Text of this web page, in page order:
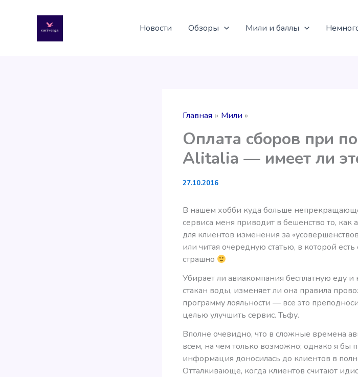
содержимому
Новости Обзоры Мили и баллы
Главная Мили
Оплата сборов при
Alitalia — имеет ли
27.10.2016
В нашем хобби куда больше
сервиса меня приводит в бешенство то,
для клиентов изменения за
или читая очередную статью, в которой есть
страшно
Убирает ли авиакомпания бесплатную еду и
стакан воды, изменяет ли она правила
программу лояльности — все это
целью улучшить сервис. Тьфу.
Вполне очевидно, что в сложные времена
всем, на чем только возможно; однако я бы
информация доносилась до клиентов в
Отталкивающе, когда клиентов считают